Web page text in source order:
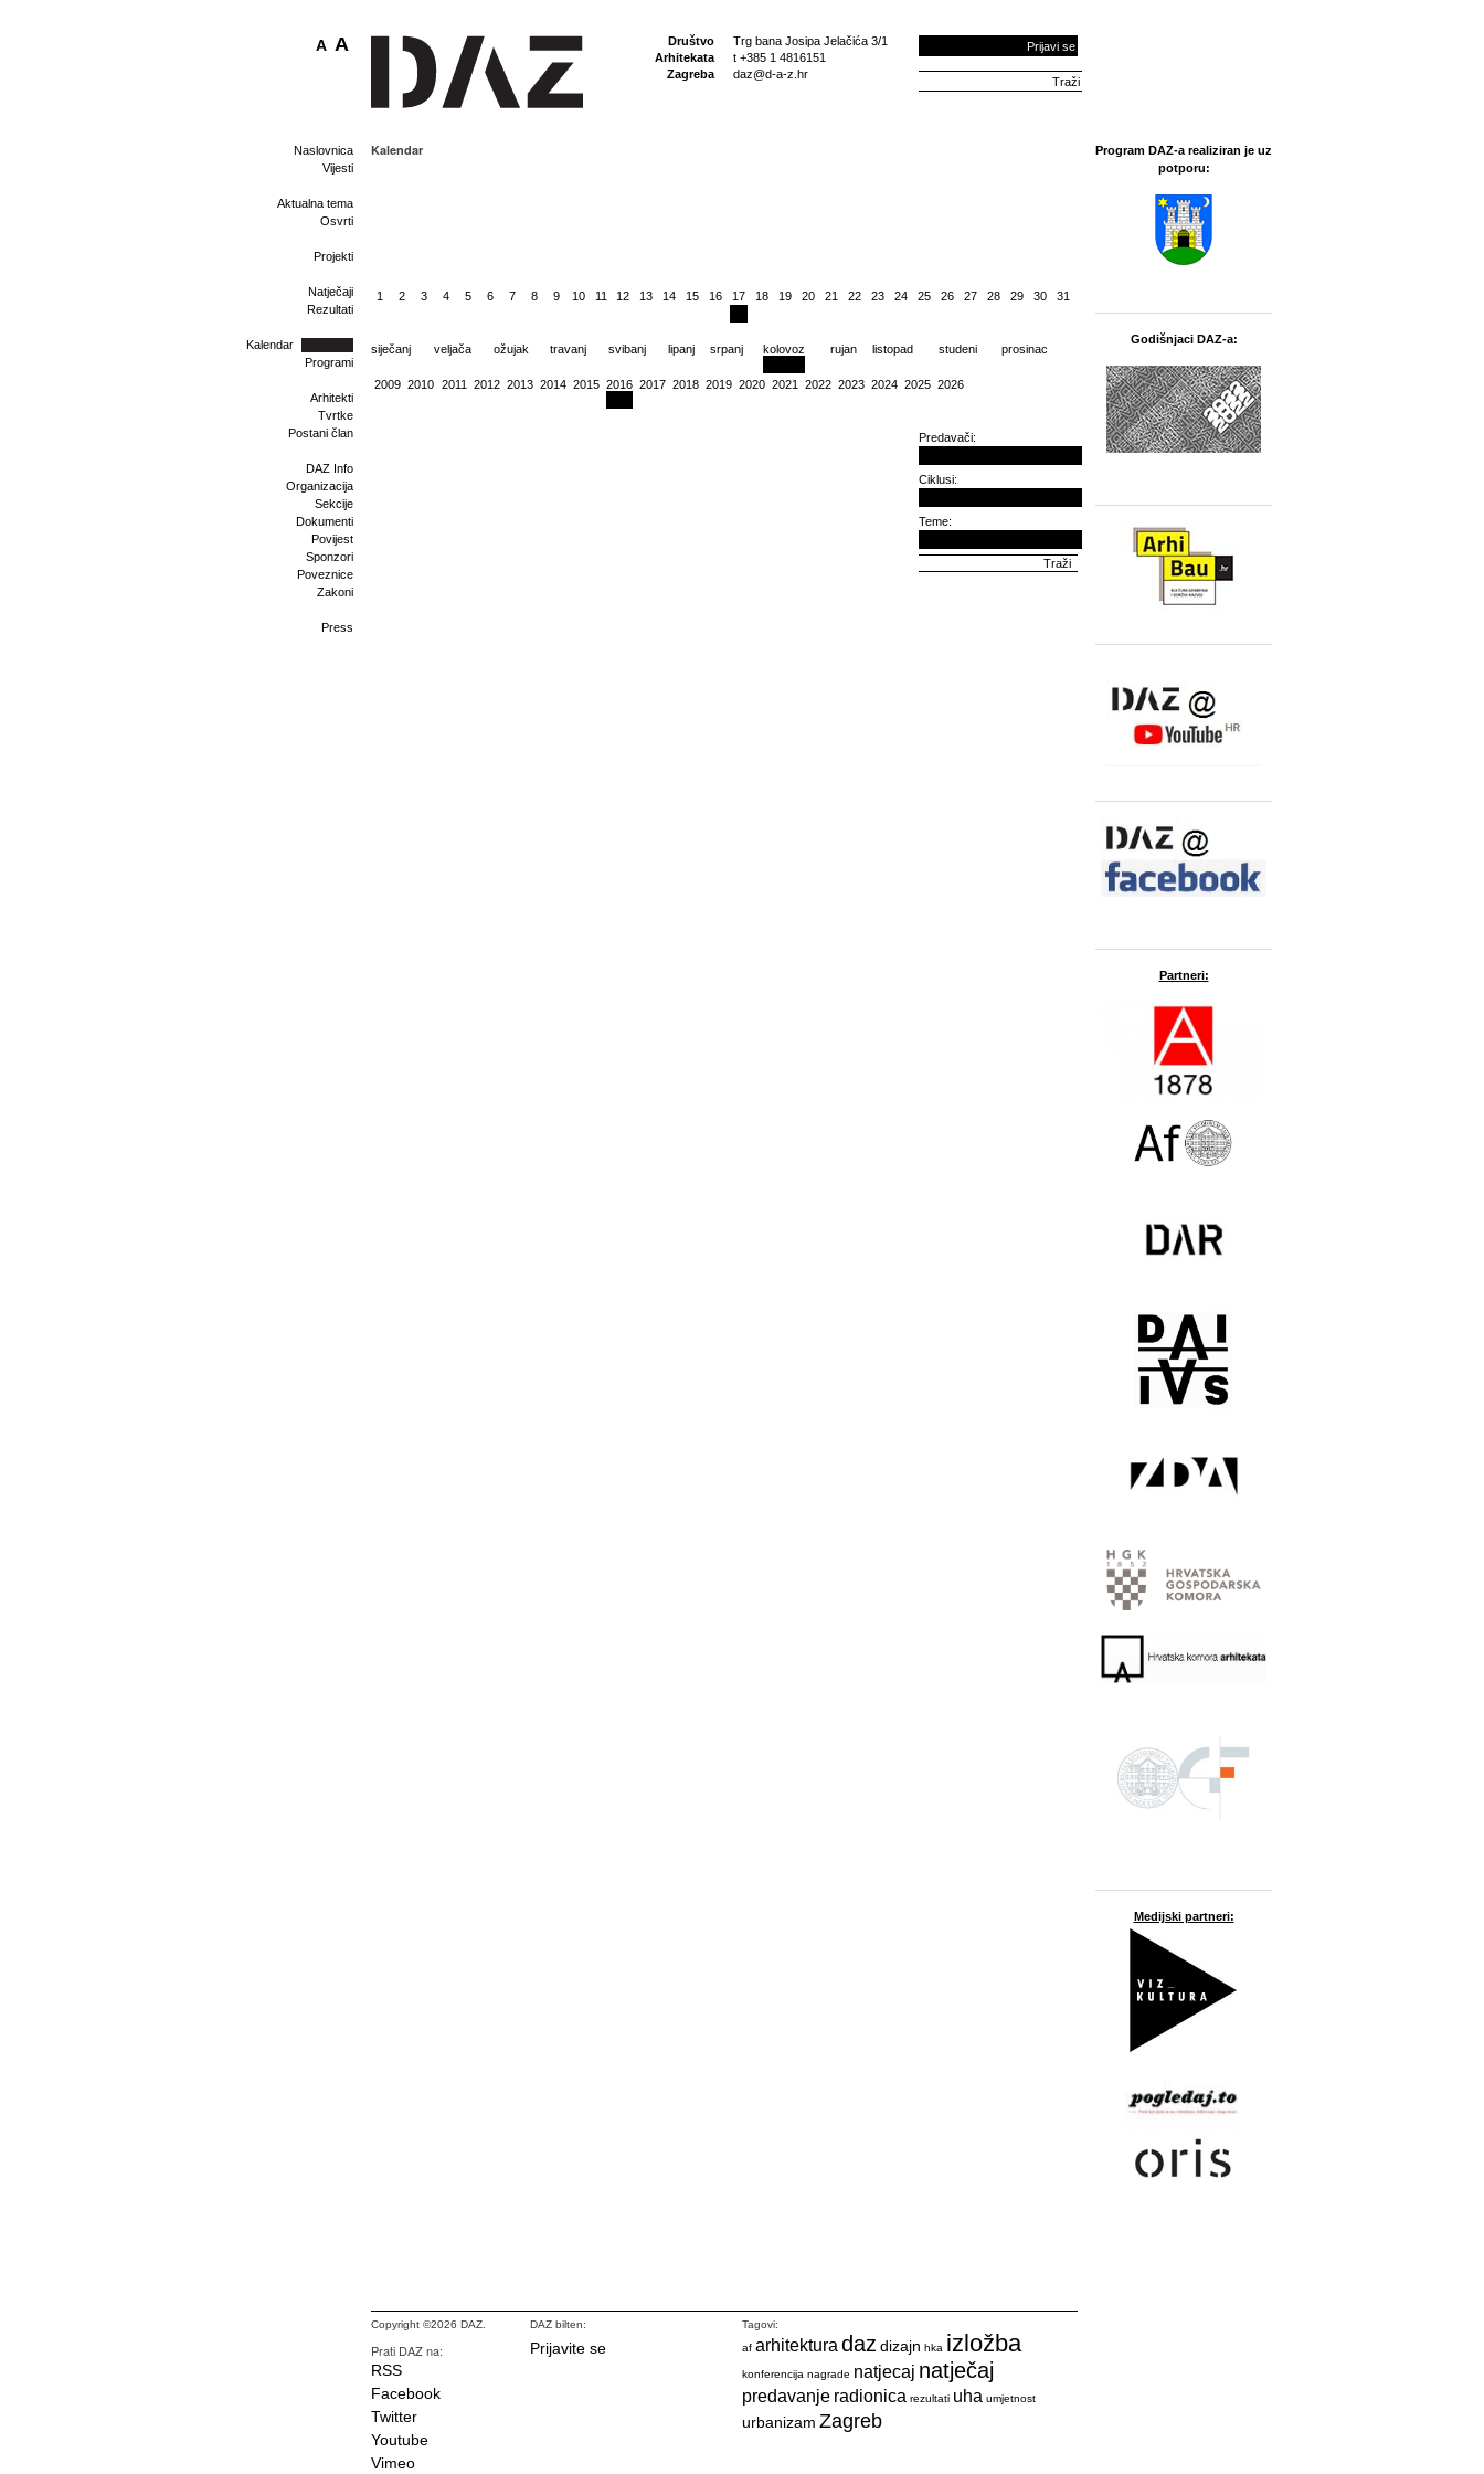
Društvo
Arhitekata
Zagreba
Trg bana Josipa Jelačića 3/1
t +385 1 4816151
daz@d-a-z.hr
Prijavi se
A A
Naslovnica
Vijesti
Aktualna tema
Osvrti
Projekti
Natječaji
Rezultati
Kalendar
Programi
Arhitekti
Tvrtke
Postani član
DAZ Info
Organizacija
Sekcije
Dokumenti
Povijest
Sponzori
Poveznice
Zakoni
Press
Kalendar
1 2 3 4 5 6 7 8 9 10 11 12 13 14 15 16 17 18 19 20 21 22 23 24 25 26 27 28 29 30 31
siječanj veljača ožujak travanj svibanj lipanj srpanj kolovoz rujan listopad studeni prosinac
2009 2010 2011 2012 2013 2014 2015 2016 2017 2018 2019 2020 2021 2022 2023 2024 2025 2026
Predavači:
Ciklusi:
Teme:
Program DAZ-a realiziran je uz
potporu:
Godišnjaci DAZ-a:
Partneri:
Medijski partneri:
Copyright ©2026 DAZ.
Prati DAZ na:
RSS
Facebook
Twitter
Youtube
Vimeo
DAZ bilten:
Prijavite se
Tagovi:
af arhitektura daz dizajn hka izložba
konferencija nagrade natjecaj natječaj
predavanje radionica rezultati uha umjetnost
urbanizam Zagreb